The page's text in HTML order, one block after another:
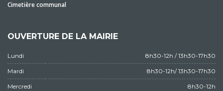
Cimetière communal
OUVERTURE DE LA MAIRIE
Lundi 8h30-12h / 13h30-17h30
Mardi 8h30-12h/ 13h30-17h30
Mercredi 8h30-12h